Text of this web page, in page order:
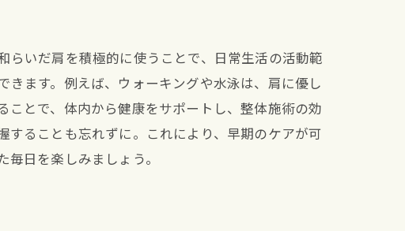
う
テップ
いだ肩を積極的に使うことで、日常生活の活動範
ます。例えば、ウォーキングや水泳は、肩に優し
とで、体内から健康をサポートし、整体施術の効
ることも忘れずに。これにより、早期のケアが可
日を楽しみましょう。